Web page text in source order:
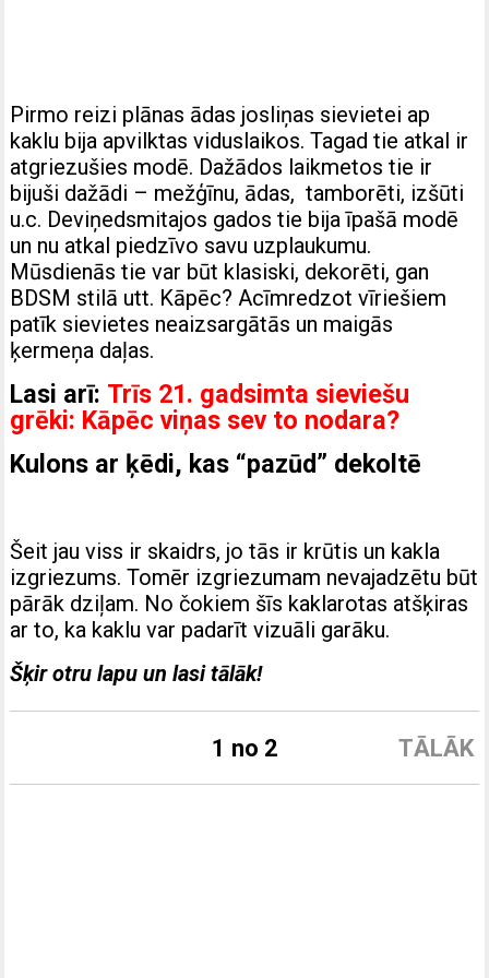
Pirmo reizi plānas ādas josliņas sievietei ap
kaklu bija apvilktas viduslaikos. Tagad tie atkal ir
atgriezušies modē. Dažādos laikmetos tie ir
bijuši dažādi – mežģīnu, ādas, tamborēti, izšūti
u.c. Deviņedsmitajos gados tie bija īpašā modē
un nu atkal piedzīvo savu uzplaukumu.
Mūsdienās tie var būt klasiski, dekorēti, gan
BDSM stilā utt. Kāpēc? Acīmredzot vīriešiem
patīk sievietes neaizsargātās un maigās
ķermeņa daļas.
Lasi arī: Trīs 21. gadsimta sieviešu
grēki: Kāpēc viņas sev to nodara?
Kulons ar ķēdi, kas “pazūd” dekoltē
Šeit jau viss ir skaidrs, jo tās ir krūtis un kakla
izgriezums. Tomēr izgriezumam nevajadzētu būt
pārāk dziļam. No čokiem šīs kaklarotas atšķiras
ar to, ka kaklu var padarīt vizuāli garāku.
Šķir otru lapu un lasi tālāk!
TĀLĀK
1 no 2